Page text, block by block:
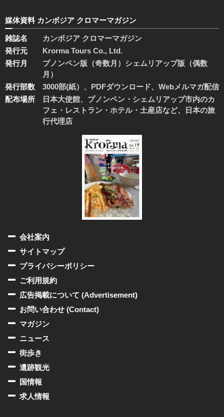
媒体資料 カンボジア クロマーマガジン
雑誌名
カンボジア クロマーマガジン
発行元
Krorma Tours Co., Ltd.
発行月
プノンペン版（奇数月）シェムリアップ版（偶数
月）
発行部数
3000部(紙）、PDFダウンロード、Webメルマガ配信
配布場所
日本大使館、プノンペン・シェムリアップ市内のカ
フェ・レストラン・ホテル・土産店など、日本の旅
行代理店
会社案内
サイトマップ
プライバシーポリシー
ご利用規約
広告掲載について (Advertisement)
お問い合わせ (Contact)
マガジン
ニュース
街歩き
遺跡観光
国情報
求人情報